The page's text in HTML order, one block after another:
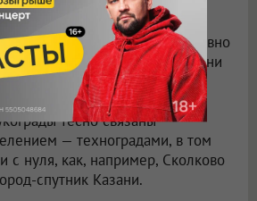
1990-х структурно
наукоградов: из условно
живущих за счет госзаказа, они
технологичные
инкубаторы» с высоким
тесно связаны
— техноградами, в том
с нуля, как, например, Сколково
спутник Казани.